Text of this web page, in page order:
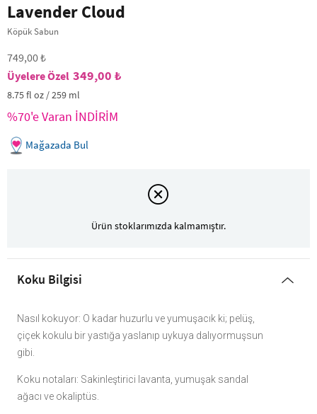
Lavender Cloud
Köpük Sabun
749,00 ₺
349,00 ₺
8.75 fl oz / 259 ml
%70'e Varan İNDİRİM
Mağazada Bul
Ürün stoklarımızda kalmamıştır.
Koku Bilgisi
Nasıl kokuyor: O kadar huzurlu ve yumuşacık ki; pelüş,
çiçek kokulu bir yastığa yaslanıp uykuya dalıyormuşsun
gibi.
Koku notaları: Sakinleştirici lavanta, yumuşak sandal
ağacı ve okaliptüs.